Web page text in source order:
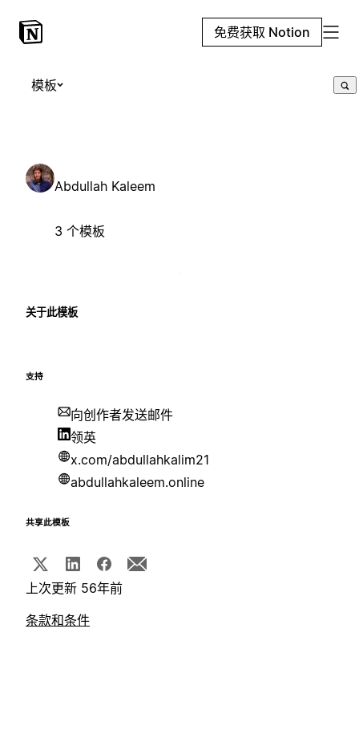
免费获取 Notion
模板
Abdullah Kaleem
3 个模板
关于此模板
支持
向创作者发送邮件
领英
x.com/abdullahkalim21
abdullahkaleem.online
共享此模板
上次更新 56年前
条款和条件